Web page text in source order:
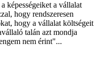
képességeiket a vállalat
hogy rendszeresen
hogy a vállalat költségeit
talán azt mondja
nem érint"...